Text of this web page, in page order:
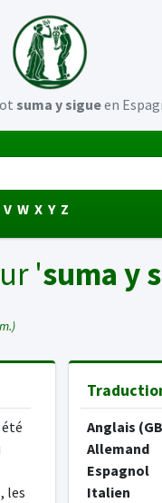
suma y sigueen
V W X Y Z
'suma y
les
Anglais
Allemand
Espagnol
Italien